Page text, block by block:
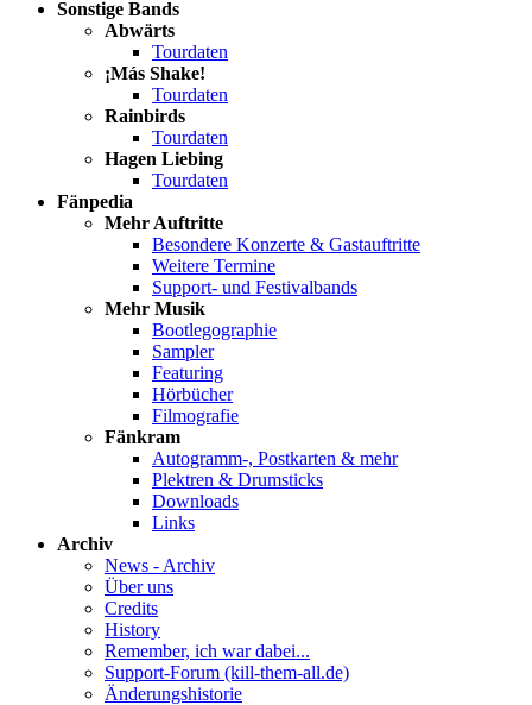
Sonstige Bands
Abwärts
Tourdaten
¡Más Shake!
Tourdaten
Rainbirds
Tourdaten
Hagen Liebing
Tourdaten
Fänpedia
Mehr Auftritte
Besondere Konzerte & Gastauftritte
Weitere Termine
Support- und Festivalbands
Mehr Musik
Bootlegographie
Sampler
Featuring
Hörbücher
Filmografie
Fänkram
Autogramm-, Postkarten & mehr
Plektren & Drumsticks
Downloads
Links
Archiv
News - Archiv
Über uns
Credits
History
Remember, ich war dabei...
Support-Forum (kill-them-all.de)
Änderungshistorie